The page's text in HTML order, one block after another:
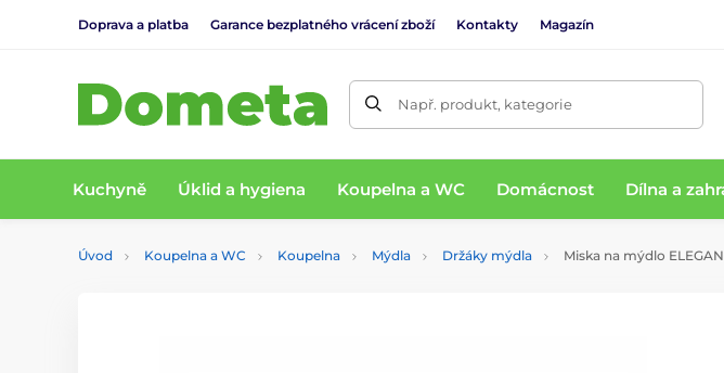
Doprava a platba Garance bezplatného vrácení zboží Kontakty Magazín
Např. produkt, kategorie
Kuchyně Úklid a hygiena Koupelna a WC Domácnost Dílna a
Úvod Koupelna a WC Koupelna Mýdla Držáky mýdla Miska na mýdlo